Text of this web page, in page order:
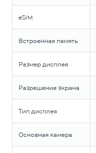
eSIM
Встроенная память
Размер дисплея
Разрешение экрана
Тип дисплея
Основная камера